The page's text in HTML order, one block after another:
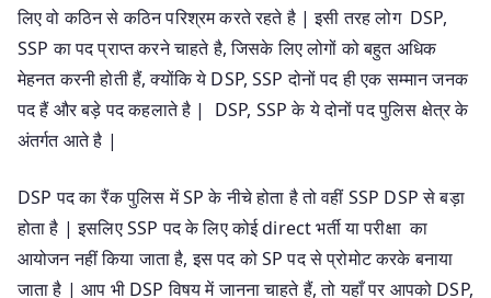
लिए वो कठिन से कठिन परिश्रम करते रहते है | इसी तरह लोग DSP,
SSP का पद प्राप्त करने चाहते है, जिसके लिए लोगों को बहुत अधिक
मेहनत करनी होती हैं, क्योंकि ये DSP, SSP दोनों पद ही एक सम्मान जनक
पद हैं और बड़े पद कहलाते है | DSP, SSP के ये दोनों पद पुलिस क्षेत्र के
अंतर्गत आते है |
DSP पद का रैंक पुलिस में SP के नीचे होता है तो वहीं SSP DSP से बड़ा
होता है | इसलिए SSP पद के लिए कोई direct भर्ती या परीक्षा का
आयोजन नहीं किया जाता है, इस पद को SP पद से प्रोमोट करके बनाया
जाता है | आप भी DSP विषय में जानना चाहते हैं, तो यहाँ पर आपको DSP,